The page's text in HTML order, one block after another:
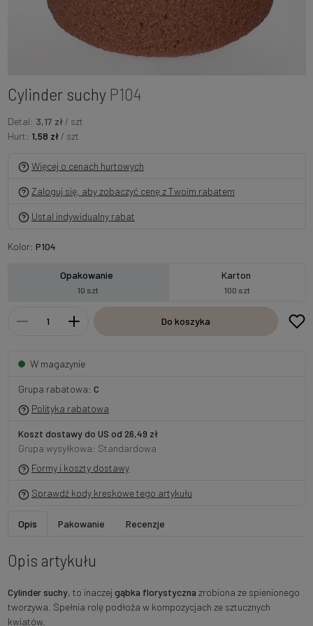
Cylinder suchy P104
Detal: 3,17 zł / szt
Hurt: 1,58 zł / szt
Więcej o cenach hurtowych
Zaloguj się, aby zobaczyć cenę z Twoim rabatem
Ustal indywidualny rabat
Kolor: P104
Opakowanie
10 szt
Karton
100 szt
Do koszyka
W magazynie
Grupa rabatowa: C
Polityka rabatowa
Koszt dostawy do US od 26,49 zł
Grupa wysyłkowa: Standardowa
Formy i koszty dostawy
Sprawdź kody kreskowe tego artykułu
Opis Pakowanie Recenzje
Opis artykułu
Cylinder suchy, to inaczej gąbka florystyczna zrobiona ze spienionego
tworzywa. Spełnia rolę podłoża w kompozycjach ze sztucznych
kwiatów.